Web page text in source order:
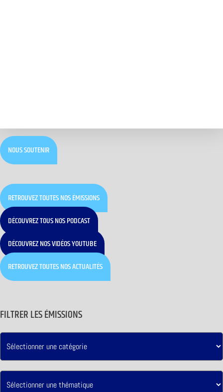
NOUS SOUTENIR
RETROUVEZ TOUTES NOS ÉMISSIONS
DÉCOUVREZ TOUS NOS PODCAST
DÉCOUVREZ NOS VIDÉOS YOUTUBE
RETROUVEZ TOUTES NOS ACTUALITÉS
FILTRER LES ÉMISSIONS